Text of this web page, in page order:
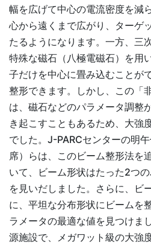
幅を広げて中心の電流密度を減
心から遠くまで広がり、ターゲ
たるようになります。一方、三
特殊な磁石（八極電磁石）を用
子だけを中心に畳み込むことが
整形できます。しかし、この「
は、磁石などのパラメータ調整
き起こすこともあるため、大強
でした。J-PARCセンターの明
席）らは、このビーム整形法を
いて、ビーム形状はたった2つ
を見いだしました。さらに、ビ
に、平坦な分布形状にビームを
ラメータの最適な値を見つけま
源施設で、メガワット級の大強